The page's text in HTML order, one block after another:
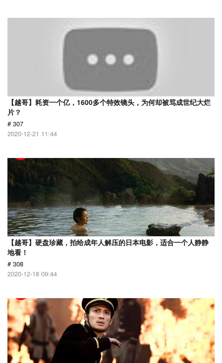
【越哥】耗资一个亿，1600多个特效镜头，为何却被骂成世纪大烂
片？
# 307
2020-12-21 11:44
【越哥】硬盘珍藏，拍给成年人解压的日本电影，适合一个人静静
地看！
# 308
2020-12-18 09:44